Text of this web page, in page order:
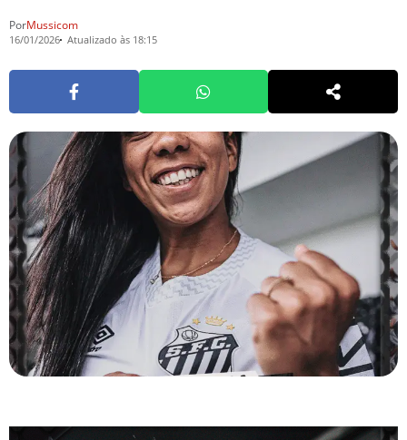
PorMussicom
16/01/2026 Atualizado às 18:15